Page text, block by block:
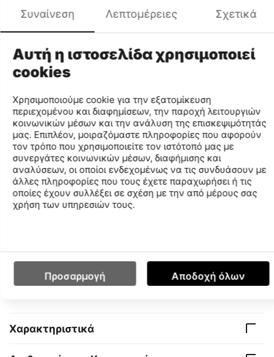
Ιδανικά για:καθημερινή δραστηριότητα, παιχνίδι, σχολείο
και άνεση όλη μέρα.
Επάνω μέρος (Upper – Mesh / PU): Αναπνεύσιμο και
ελαφρύ υλικό για άνετη εφαρμογή και σωστό
Ενδιάμεση σόλα (Midsole – Phylon): Μαλακή
απορρόφηση κραδασμών για ξεκούραστα βήματα.
Εξωτερική σόλα (Outsole – Phylon): Σταθερότητα και
ευκαμψία σε κάθε κίνηση.
Πάτος (Insole – Memory Foam): Προσαρμόζεται στο
σχήμα του ποδιού για εξατομικευμένη άνεση και
υποστήριξη.
Μικρός Οδηγός Τεχνολογίας:
ομοιόμορφα τις πιέσεις και προσφέρει μαλακή και
ξεκούραστη αίσθηση σε κάθε βήμα.
Χαρακτηριστικά
Συναίνεση Λεπτομέρειες Σχετικά
Αυτή η ιστοσελίδα χρησιμοποιεί
cookies
Χρησιμοποιούμε cookie για την εξατομίκευση
περιεχομένου και διαφημίσεων, την παροχή λειτουργιών
κοινωνικών μέσων και την ανάλυση της επισκεψιμότητάς
μας. Επιπλέον, μοιραζόμαστε πληροφορίες που αφορούν
τον τρόπο που χρησιμοποιείτε τον ιστότοπό μας με
συνεργάτες κοινωνικών μέσων, διαφήμισης και
αναλύσεων, οι οποίοι ενδεχομένως να τις συνδυάσουν με
άλλες πληροφορίες που τους έχετε παραχωρήσει ή τις
οποίες έχουν συλλέξει σε σχέση με την από μέρους σας
χρήση των υπηρεσιών τους.
Προσαρμογή Αποδοχή όλων